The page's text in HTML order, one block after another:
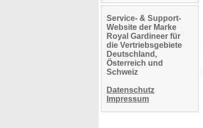
Service- & Support-
Website der Marke
Royal Gardineer für
die Vertriebsgebiete
Deutschland,
Österreich und
Schweiz
Datenschutz
Impressum